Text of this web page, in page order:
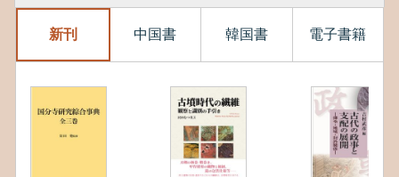
新刊 中国書 韓国書 電子書籍